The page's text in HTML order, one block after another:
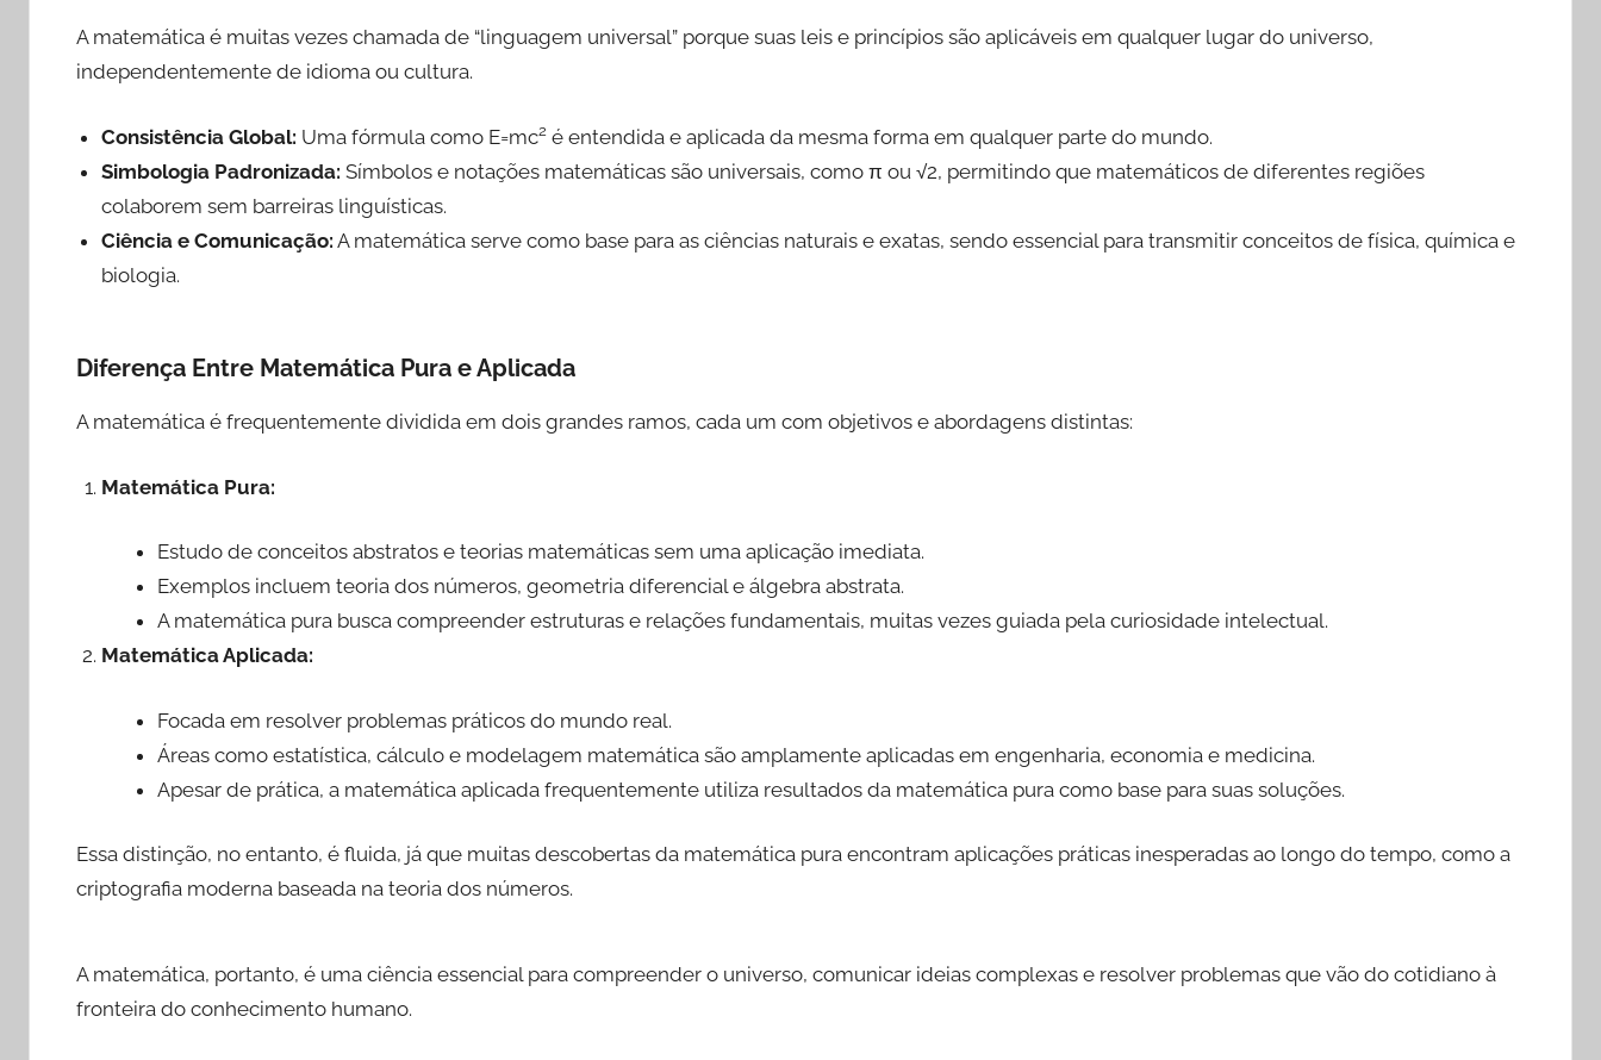
A matemática é muitas vezes chamada de “linguagem universal” porque suas leis e princípios são aplicáveis em qualquer lugar do universo,
independentemente de idioma ou cultura.
Consistência Global: Uma fórmula como E=mc2 é entendida e aplicada da mesma forma em qualquer parte do mundo.
Simbologia Padronizada: Símbolos e notações matemáticas são universais, como π ou √2, permitindo que matemáticos de diferentes regiões
colaborem sem barreiras linguísticas.
Ciência e Comunicação: A matemática serve como base para as ciências naturais e exatas, sendo essencial para transmitir conceitos de física, química e
biologia.
Diferença Entre Matemática Pura e Aplicada
A matemática é frequentemente dividida em dois grandes ramos, cada um com objetivos e abordagens distintas:
Matemática Pura:
Estudo de conceitos abstratos e teorias matemáticas sem uma aplicação imediata.
Exemplos incluem teoria dos números, geometria diferencial e álgebra abstrata.
A matemática pura busca compreender estruturas e relações fundamentais, muitas vezes guiada pela curiosidade intelectual.
Matemática Aplicada:
Focada em resolver problemas práticos do mundo real.
Áreas como estatística, cálculo e modelagem matemática são amplamente aplicadas em engenharia, economia e medicina.
Apesar de prática, a matemática aplicada frequentemente utiliza resultados da matemática pura como base para suas soluções.
Essa distinção, no entanto, é fluida, já que muitas descobertas da matemática pura encontram aplicações práticas inesperadas ao longo do tempo, como a
criptografia moderna baseada na teoria dos números.
A matemática, portanto, é uma ciência essencial para compreender o universo, comunicar ideias complexas e resolver problemas que vão do cotidiano à
fronteira do conhecimento humano.